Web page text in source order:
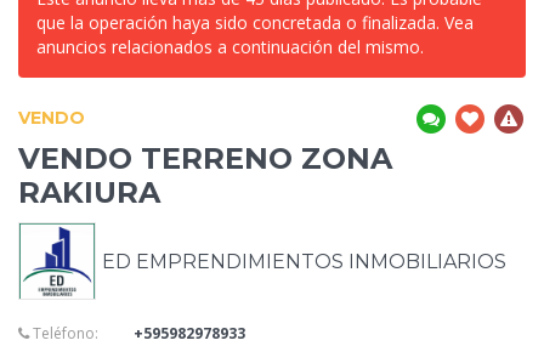
que la operación haya sido concretada o finalizada. Vea
anuncios relacionados a continuación del mismo.
VENDO
VENDO TERRENO ZONA
RAKIURA
ED EMPRENDIMIENTOS INMOBILIARIOS
Teléfono:
+595982978933